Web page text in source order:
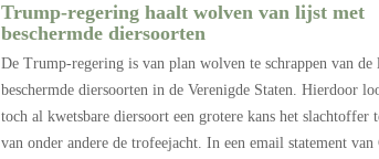
Trump-regering haalt wolven van lijst met
beschermde diersoorten
De Trump-regering is van plan wolven te schrappen van de
beschermde diersoorten in de Verenigde Staten. Hierdoor
toch al kwetsbare diersoort een grotere kans het slachtoffer
van onder andere de trofeejacht. In een email statement van